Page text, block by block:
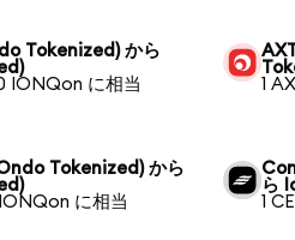
Tokenized) から
IONQon に相当
1
Tokenized) から
IONQon に相当
ら
1